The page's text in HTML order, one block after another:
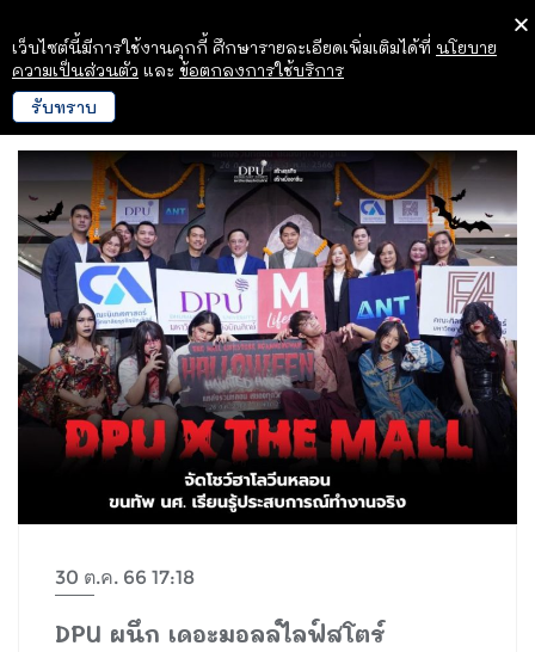
30 ต.ค. 66 17:18
DPU ผนึก เดอะมอลล์ไลฟ์สโตร์
เว็บไซต์นี้มีการใช้งานคุกกี้ ศึกษารายละเอียดเพิ่มเติมได้ที่ นโยบาย
ความเป็นส่วนตัว และ ข้อตกลงการใช้บริการ
รับทราบ